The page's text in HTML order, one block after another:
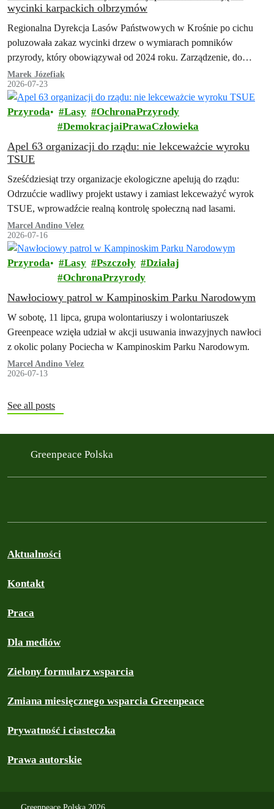
wycinki karpackich olbrzymów
Regionalna Dyrekcja Lasów Państwowych w Krośnie po cichu
poluzowała zakaz wycinki drzew o wymiarach pomników
przyrody, który obowiązywał od 2024 roku. Zarządzenie, do
którego dotarła Inicjatywa Dzikie Karpaty, przewiduje szeroki…
Marek Józefiak
2026-07-23
Przyroda Lasy
OchronaPrzyrody
DemokracjaiPrawaCzłowieka
Apel 63 organizacji do rządu: nie lekceważcie wyroku
TSUE
Sześćdziesiąt trzy organizacje ekologiczne apelują do rządu:
Odrzućcie wadliwy projekt ustawy i zamiast lekceważyć wyrok
TSUE, wprowadźcie realną kontrolę społeczną nad lasami.
Marcel Andino Velez
2026-07-16
Przyroda Lasy Pszczoły
Działaj
OchronaPrzyrody
Nawłociowy patrol w Kampinoskim Parku Narodowym
W sobotę, 11 lipca, grupa wolontariuszy i wolontariuszek
Greenpeace wzięła udział w akcji usuwania inwazyjnych nawłoci
z okolic polany Pociecha w Kampinoskim Parku Narodowym.
Marcel Andino Velez
2026-07-13
See all posts
Greenpeace Polska
Aktualności
Kontakt
Praca
Dla mediów
Zielony formularz wsparcia
Zmiana miesięcznego wsparcia Greenpeace
Prywatność i ciasteczka
Prawa autorskie